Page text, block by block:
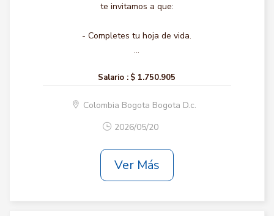
te invitamos a que:
- Completes tu hoja de vida.
...
Salario : $ 1.750.905
Colombia Bogota Bogota D.c.
2026/05/20
Ver Más